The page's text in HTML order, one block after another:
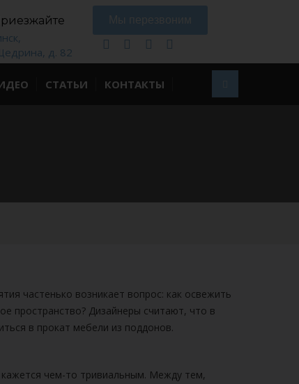
д. 82
СТАТЬИ КОНТАКТЫ
частенько возникает вопрос: как освежить
пространство? Дизайнеры считают, что в
в прокат мебели из поддонов.
кажется чем-то тривиальным. Между тем,